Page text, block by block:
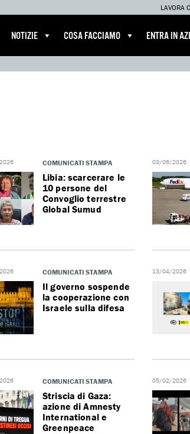
LAVORA
NOTIZIE COSA FACCIAMO ENTRA IN
COMUNICATI STAMPA
Libia: scarcerare le
10 persone del
Convoglio terrestre
Global Sumud
03/06/2026
COMUNICATI STAMPA
Il governo sospende
la cooperazione con
Israele sulla difesa
13/04/2026
COMUNICATI STAMPA
Striscia di Gaza:
azione di Amnesty
International e
Greenpeace
05/02/2026